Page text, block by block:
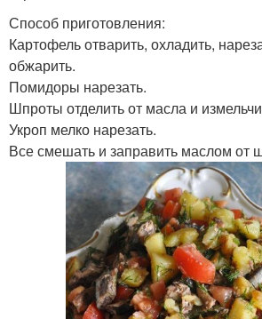
Способ приготовления:
Картофель отварить, охладить,
обжарить.
Помидоры нарезать.
Шпроты отделить от масла и
Укроп мелко нарезать.
Все смешать и заправить маслом от